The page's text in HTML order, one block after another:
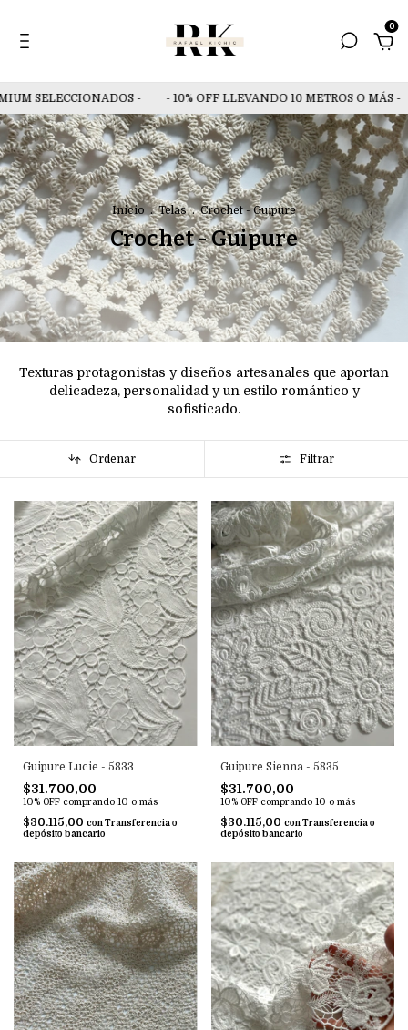
0
SELECCIONADOS - - 10% OFF LLEVANDO 10 METROS O MÁS -
Inicio . Telas . Crochet - Guipure
Crochet - Guipure
Texturas protagonistas y diseños artesanales que aportan
delicadeza, personalidad y un estilo romántico y
sofisticado.
Ordenar Filtrar
Guipure Lucie - 5833
$31.700,00
10% OFF comprando 10 o más
$30.115,00 con Transferencia o
depósito bancario
Guipure Sienna - 5835
$31.700,00
10% OFF comprando 10 o más
$30.115,00 con Transferencia o
depósito bancario